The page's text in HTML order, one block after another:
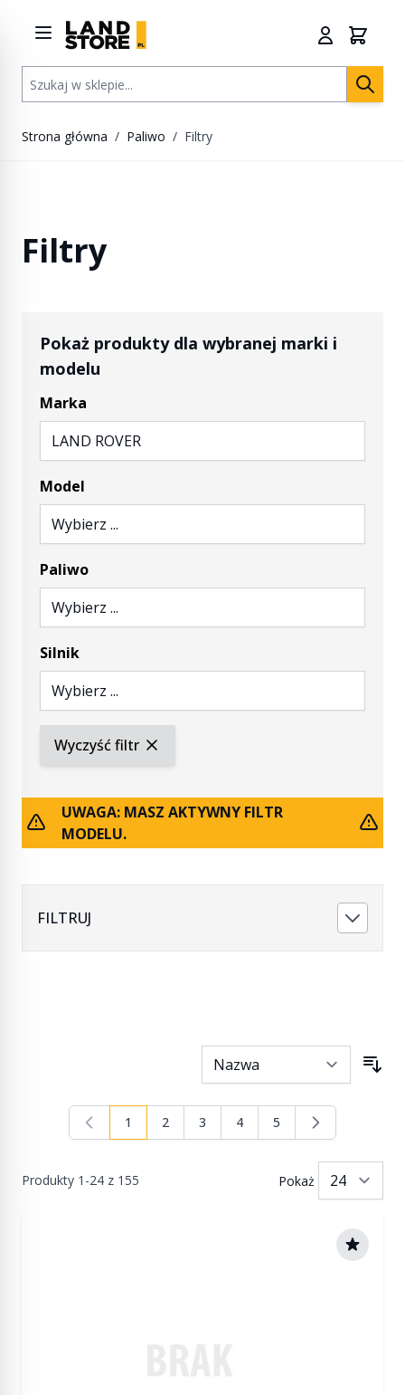
Szukaj w sklepie...
Strona główna / Paliwo / Filtry
Filtry
Pokaż produkty dla wybranej marki i
modelu
Marka
LAND ROVER
Model
Wybierz ...
Paliwo
Wybierz ...
Silnik
Wybierz ...
Wyczyść filtr
UWAGA: MASZ AKTYWNY FILTR
MODELU.
FILTRUJ
Produkty 1 -24 z 155
Aktualnie czytasz stronę
1 Strona
2 Strona
3 Strona
4 Strona
5
Pokaż